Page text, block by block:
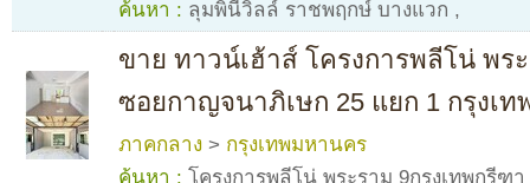
ค้นหา : ลุมพินีวิลล์ ราชพฤกษ์ บางแวก ,
ขาย ทาวน์เฮ้าส์ โครงการพลีโน่ พร
ซอยกาญจนาภิเษก 25 แยก 1 กรุงเ
ภาคกลาง > กรุงเทพมหานคร
ค้นหา : โครงการพลีโน่ พระราม 9กรุงเทพกรีฑา